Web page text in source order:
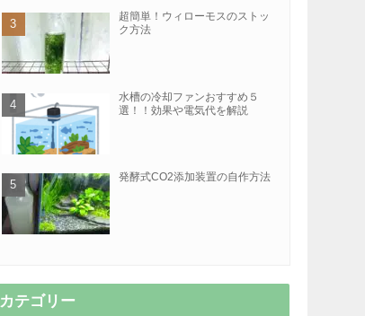
超簡単！ウィローモスのストッ
ク方法
水槽の冷却ファンおすすめ５
選！！効果や電気代を解説
発酵式CO2添加装置の自作方法
カテゴリー